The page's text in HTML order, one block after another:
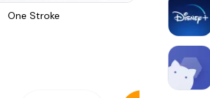
One Stroke